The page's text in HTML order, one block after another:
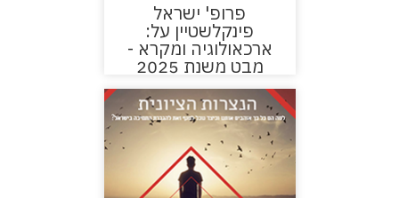
פרופ' ישראל
פינקלשטיין על:
ארכאולוגיה ומקרא -
מבט משנת 2025